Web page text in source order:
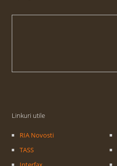
Linkuri utile
RIA Novosti
TASS